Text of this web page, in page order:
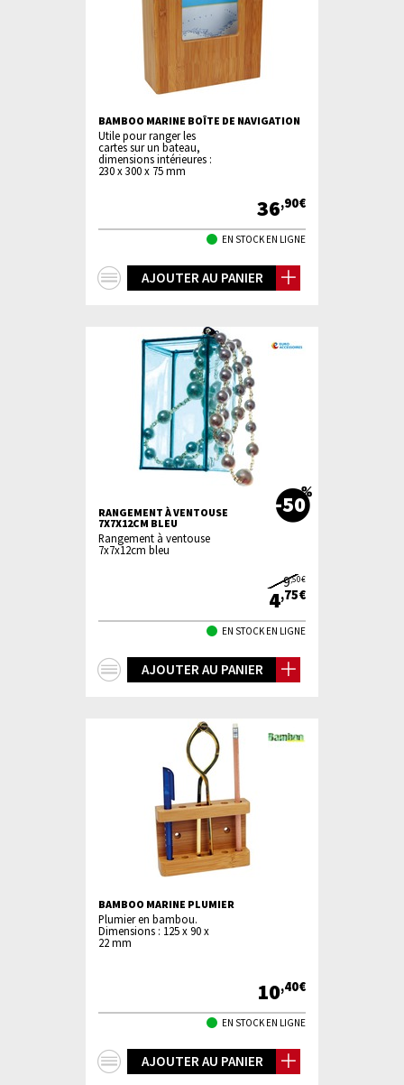
BAMBOO MARINE BOÎTE DE NAVIGATION
Utile pour ranger les
cartes sur un bateau,
dimensions intérieures :
230 x 300 x 75 mm
36,90€
EN STOCK EN LIGNE
AJOUTER AU PANIER
RANGEMENT À VENTOUSE
7X7X12CM BLEU
-50
Rangement à ventouse
7x7x12cm bleu
9,50€
4,75€
EN STOCK EN LIGNE
AJOUTER AU PANIER
BAMBOO MARINE PLUMIER
Plumier en bambou.
Dimensions : 125 x 90 x
22 mm
10,40€
EN STOCK EN LIGNE
AJOUTER AU PANIER